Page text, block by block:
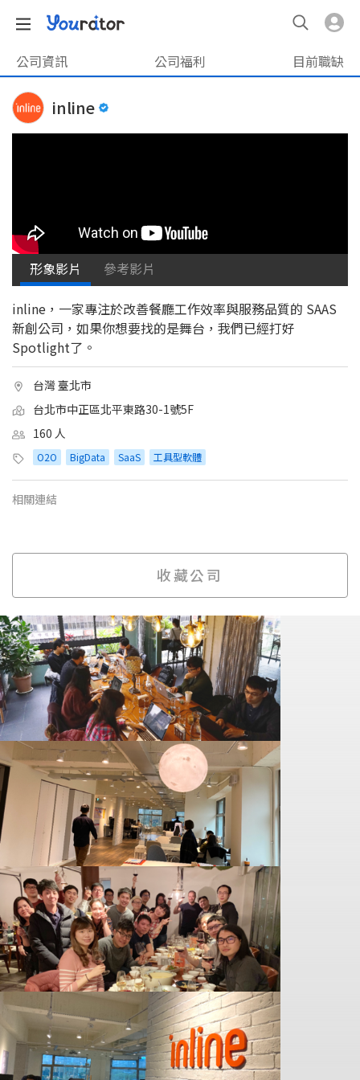
公司資訊 公司福利 目前職缺
inline
形象影片 參考影片
inline，一家專注於改善餐廳工作效率與服務品質的 SAAS
新創公司，如果你想要找的是舞台，我們已經打好
Spotlight了。
台灣 臺北市
台北市中正區北平東路30-1號5F
160 人
O2O BigData SaaS 工具型軟體
相關連結
收藏公司